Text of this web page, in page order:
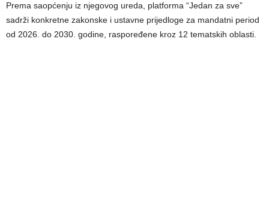
Prema saopćenju iz njegovog ureda, platforma “Jedan za sve”
sadrži konkretne zakonske i ustavne prijedloge za mandatni period
od 2026. do 2030. godine, raspoređene kroz 12 tematskih oblasti.